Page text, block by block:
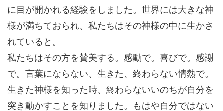
に目が開かれる経験をしました。世界には大きな神
様が満ちておられ、私たちはその神様の中に生かさ
れていると。
私たちはその方を賛美する。感動で。喜びで。感謝
で。言葉にならない、生きた、終わらない情熱で。
生きた神様を知った時、終わらないいのちが自分を
突き動かすことを知りました。もはや自分ではない